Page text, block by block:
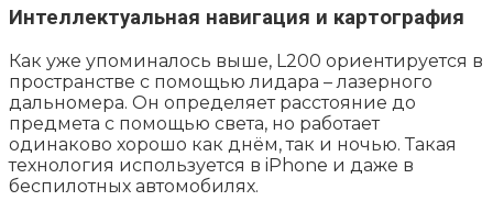
Интеллектуальная навигация и картография
Как уже упоминалось выше, L200 ориентируется в
пространстве с помощью лидара – лазерного
дальномера. Он определяет расстояние до
предмета с помощью света, но работает
одинаково хорошо как днём, так и ночью. Такая
технология используется в iPhone и даже в
беспилотных автомобилях.